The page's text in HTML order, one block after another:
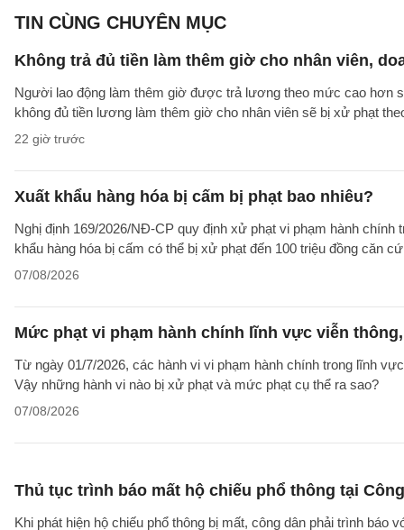
TIN CÙNG CHUYÊN MỤC
Không trả đủ tiền làm thêm giờ cho nhân viên,
Người lao động làm thêm giờ được trả lương theo mức cao hơn
không đủ tiền lương làm thêm giờ cho nhân viên sẽ bị xử phạt
22 giờ trước
Xuất khẩu hàng hóa bị cấm bị phạt bao nhiêu?
Nghị định 169/2026/NĐ-CP quy định xử phạt vi phạm hành
khẩu hàng hóa bị cấm có thể bị xử phạt đến 100 triệu đồng căn
07/08/2026
Mức phạt vi phạm hành chính lĩnh vực viễn
Từ ngày 01/7/2026, các hành vi vi phạm hành chính trong lĩnh
Vậy những hành vi nào bị xử phạt và mức phạt cụ thể ra sao?
07/08/2026
Thủ tục trình báo mất hộ chiếu phổ thông tại
Khi phát hiện hộ chiếu phổ thông bị mất, công dân phải trình